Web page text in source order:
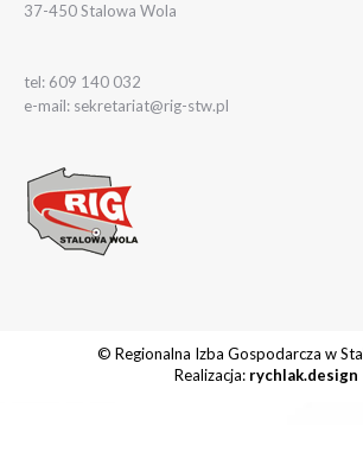
37-450 Stalowa Wola
tel: 609 140 032
e-mail: sekretariat@rig-stw.pl
© Regionalna Izba Gospodarcza w
Realizacja: rychlak.design